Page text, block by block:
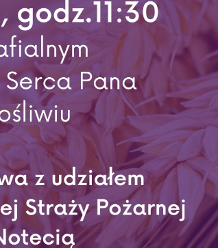
Możesz zmienić ustawienia cookies lub
momencie możesz dokonać zmiany swoich ustawień.
do prawidłowego funkcjonowania strony